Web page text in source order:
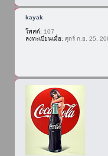
kayak
โพสต์: 107
ลงทะเบียนเมื่อ: ศุกร์ ก.ย. 25,